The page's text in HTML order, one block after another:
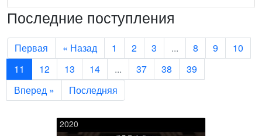
Последние поступления
Первая « Назад 1 2 3 ... 8 9
10
11
12 13 14 ... 37 38
39
Вперед »
Последняя
2020